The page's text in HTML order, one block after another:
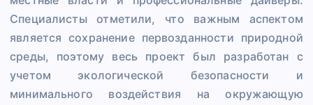
Специалисты отметили, что важным аспектом
является сохранение первозданности природной
среды, поэтому весь проект был разработан с
учетом экологической безопасности и
минимального воздействия на окружающую